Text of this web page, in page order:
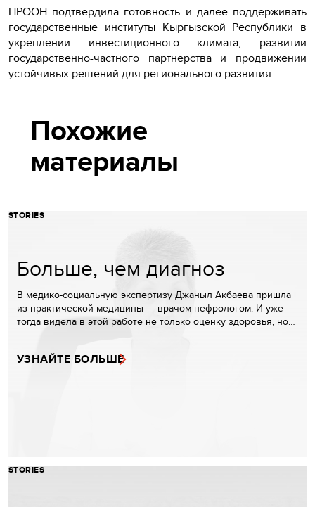
ПРООН подтвердила готовность и далее поддерживать
государственные институты Кыргызской Республики в
укреплении инвестиционного климата, развитии
государственно-частного партнерства и продвижении
устойчивых решений для регионального развития.
Похожие
материалы
STORIES
Больше, чем диагноз
В медико-социальную экспертизу Джаныл Акбаева пришла
из практической медицины — врачом-нефрологом. И уже
тогда видела в этой работе не только оценку здоровья, но…
УЗНАЙТЕ БОЛЬШЕ
STORIES